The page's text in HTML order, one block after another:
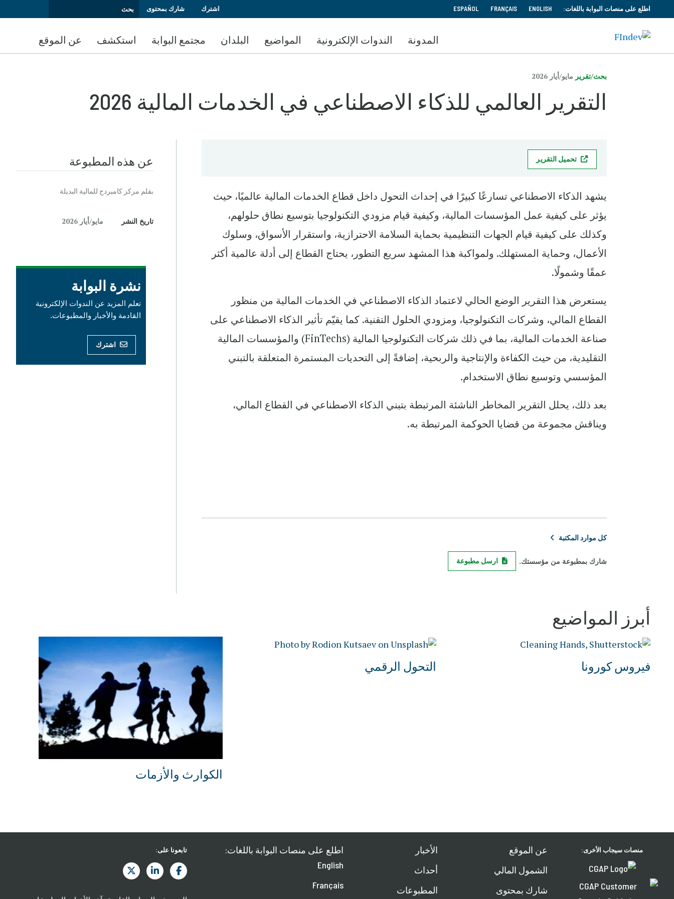
إلى
الرئيسي
اطلع على منصات البوابة باللغات: ENGLISH
FRANÇAIS
ESPAÑOL اشترك شارك بمحتوى
المدونة الندوات الإلكترونية المواضيع البلدان مجتمع البوابة استكشف عن الموقع
بحث/تقرير مايو/‏أيار 2026
التقرير العالمي للذكاء الاصطناعي في الخدمات المالية 2026
تحميل التقرير
يشهد الذكاء الاصطناعي تسارعًا كبيرًا في إحداث التحول داخل قطاع الخدمات المالية عالميًا، حيث
يؤثر على كيفية عمل المؤسسات المالية، وكيفية قيام مزودي التكنولوجيا بتوسيع نطاق حلولهم،
وكذلك على كيفية قيام الجهات التنظيمية بحماية السلامة الاحترازية، واستقرار الأسواق، وسلوك
الأعمال، وحماية المستهلك. ولمواكبة هذا المشهد سريع التطور، يحتاج القطاع إلى أدلة عالمية أكثر
عمقًا وشمولًا.
يستعرض هذا التقرير الوضع الحالي لاعتماد الذكاء الاصطناعي في الخدمات المالية من منظور
القطاع المالي، وشركات التكنولوجيا، ومزودي الحلول التقنية. كما يقيّم تأثير الذكاء الاصطناعي على
صناعة الخدمات المالية، بما في ذلك شركات التكنولوجيا المالية (FinTechs) والمؤسسات المالية
التقليدية، من حيث الكفاءة والإنتاجية والربحية، إضافةً إلى التحديات المستمرة المتعلقة بالتبني
المؤسسي وتوسيع نطاق الاستخدام.
بعد ذلك، يحلل التقرير المخاطر الناشئة المرتبطة بتبني الذكاء الاصطناعي في القطاع المالي،
ويناقش مجموعة من قضايا الحوكمة المرتبطة به.
كل موارد المكتبة
شارك بمطبوعة من مؤسستك. ارسل مطبوعة
عن هذه المطبوعة
بقلم مركز كامبردج للمالية البديلة
تاريخ النشر مايو/‏أيار 2026
نشرة البوابة
تعلم المزيد عن الندوات الإلكترونية
القادمة والأخبار والمطبوعات.
اشترك
أبرز المواضيع
فيروس كورونا التحول الرقمي
الكوارث والأزمات
منصات سيجاب الأخرى:
عن الموقع
الشمول المالي
شارك بمحتوى
الأخبار
أحداث
المطبوعات
اطلع على منصات البوابة باللغات:
English
Français
تابعونا على: